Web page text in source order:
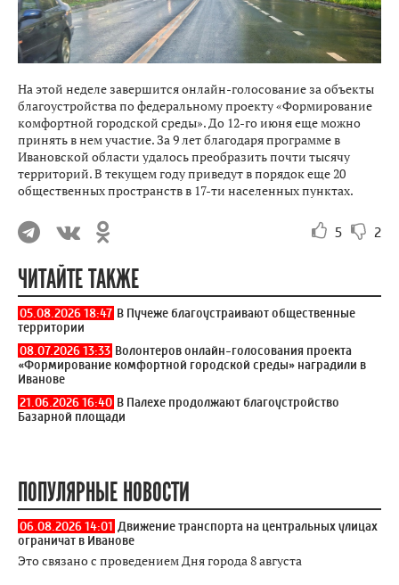
На этой неделе завершится онлайн-голосование за объекты
благоустройства по федеральному проекту «Формирование
комфортной городской среды». До 12-го июня еще можно
принять в нем участие. За 9 лет благодаря программе в
Ивановской области удалось преобразить почти тысячу
территорий. В текущем году приведут в порядок еще 20
общественных пространств в 17-ти населенных пунктах.
5 2
ЧИТАЙТЕ ТАКЖЕ
05.08.2026 18:47 В Пучеже благоустраивают общественные
территории
08.07.2026 13:33 Волонтеров онлайн-голосования проекта
«Формирование комфортной городской среды» наградили в
Иванове
21.06.2026 16:40 В Палехе продолжают благоустройство
Базарной площади
ПОПУЛЯРНЫЕ НОВОСТИ
06.08.2026 14:01 Движение транспорта на центральных улицах
ограничат в Иванове
Это связано с проведением Дня города 8 августа